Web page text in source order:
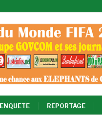
ENQUETE REPORTAGE